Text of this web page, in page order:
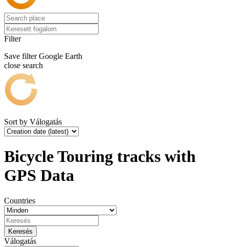
Filter
Save filter Google Earth
close search
Sort by Válogatás
Bicycle Touring tracks with
GPS Data
Countries
Válogatás